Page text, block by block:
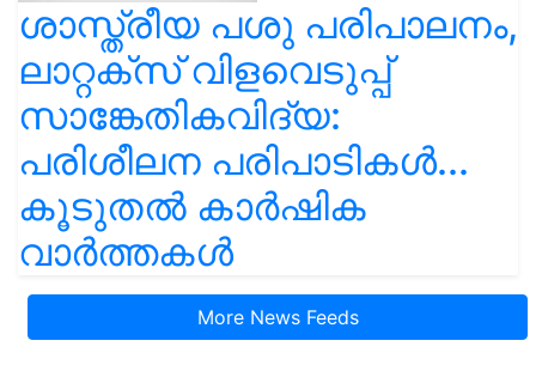
ശാസ്ത്രീയ പശു പരിപാലനം,
ലാറ്റക്സ് വിളവെടുപ്പ്
സാങ്കേതികവിദ്യ:
പരിശീലന പരിപാടികൾ...
കൂടുതൽ കാർഷിക
വാർത്തകൾ
More News Feeds